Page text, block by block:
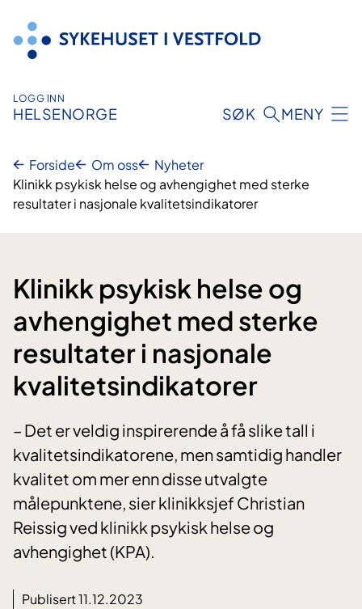
innhold
LOGG INN
HELSENORGE SØK MENY
Forside Om oss
Nyheter
Klinikk psykisk helse og avhengighet med sterke
resultater i nasjonale kvalitetsindikatorer
Klinikk psykisk helse og
avhengighet med sterke
resultater i nasjonale
kvalitetsindikatorer
– Det er veldig inspirerende å få slike tall i
kvalitetsindikatorene, men samtidig handler
kvalitet om mer enn disse utvalgte
målepunktene, sier klinikksjef Christian
Reissig ved klinikk psykisk helse og
avhengighet (KPA).
Publisert 11.12.2023